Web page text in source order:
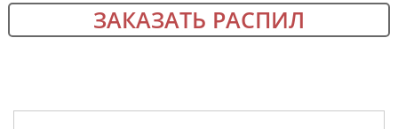
ЗАКАЗАТЬ РАСПИЛ